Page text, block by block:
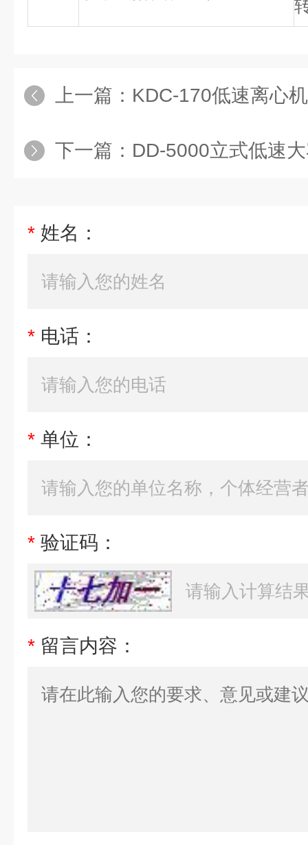
上一篇： KDC-170低速离心
下一篇： DD-5000立式低速大
* 姓名：
* 电话：
* 单位：
* 验证码：
* 留言内容：